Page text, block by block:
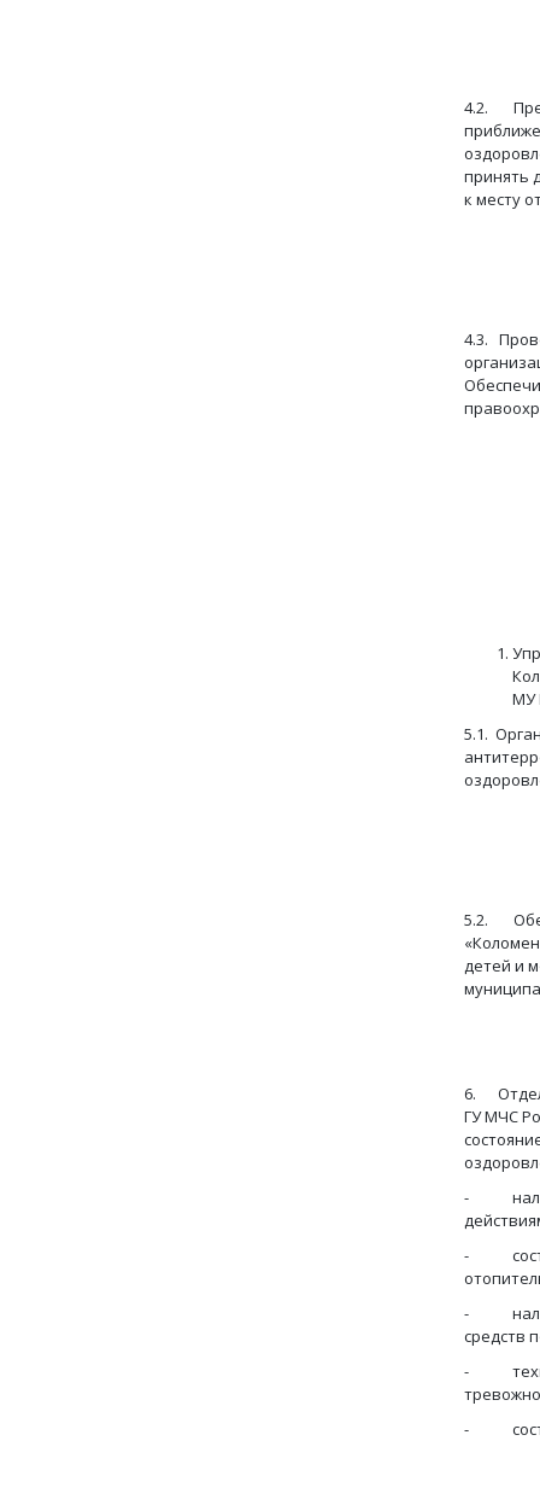
4.2.
принять
к месту
4.3.
МУ
5.1.
5.2.
детей и
6.
ГУ МЧС
-
-
-
средств
-
-